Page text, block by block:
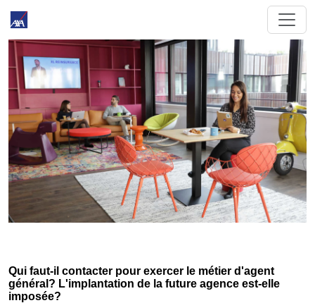
Qui faut-il contacter pour exercer le métier d'agent
général? L'implantation de la future agence est-elle
imposée?